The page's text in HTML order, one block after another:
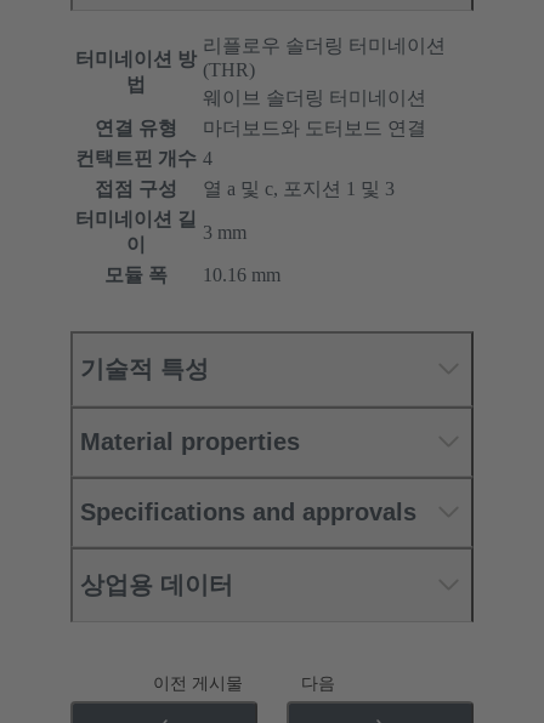
터미네이션 방
법
리플로우 솔더링 터미네이션
(THR)
웨이브 솔더링 터미네이션
연결 유형
마더보드와 도터보드 연결
컨택트핀 개수 4
접점 구성
열 a 및 c, 포지션 1 및 3
터미네이션 길
이
3 mm
모듈 폭 10.16 mm
기술적 특성
Material properties
Specifications and approvals
상업용 데이터
이전 게시물 다음